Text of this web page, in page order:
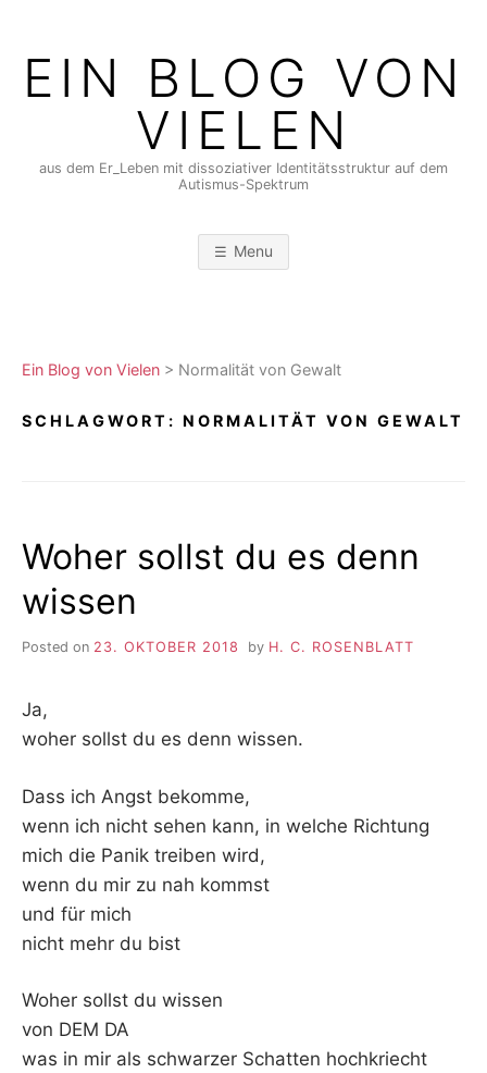
contentEIN BLOG VON
VIELEN
aus dem Er_Leben mit dissoziativer Identitätsstruktur auf dem
Autismus-Spektrum
Menu
Ein Blog von Vielen > Normalität von Gewalt
SCHLAGWORT: NORMALITÄT VON GEWALT
Woher sollst du es denn
wissen
Posted on 23. OKTOBER 2018 by H. C. ROSENBLATT
Ja,
woher sollst du es denn wissen.
Dass ich Angst bekomme,
wenn ich nicht sehen kann, in welche Richtung
mich die Panik treiben wird,
wenn du mir zu nah kommst
und für mich
nicht mehr du bist
Woher sollst du wissen
von DEM DA
was in mir als schwarzer Schatten hochkriecht